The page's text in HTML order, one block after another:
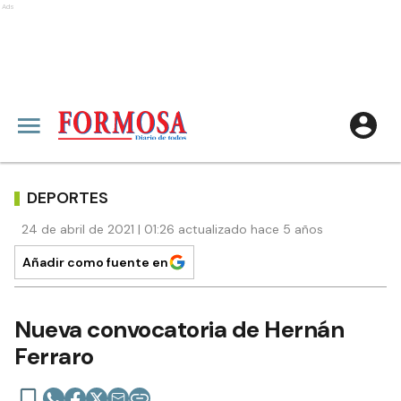
Ads
DEPORTES
24 de abril de 2021 | 01:26 actualizado hace 5 años
Añadir como fuente en
Nueva convocatoria de Hernán
Ferraro